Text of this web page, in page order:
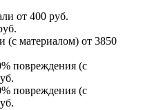
от 400 руб.
(с материалом) от 3850
повреждения (с
повреждения (с